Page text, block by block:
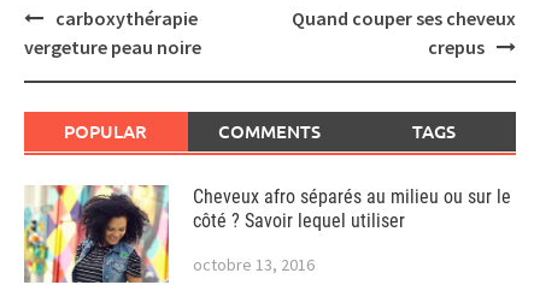
Post
navigation
carboxythérapie
vergeture peau noire
Quand couper ses cheveux
crepus
POPULAR COMMENTS TAGS
Cheveux afro séparés au milieu ou sur le
côté ? Savoir lequel utiliser
octobre 13, 2016